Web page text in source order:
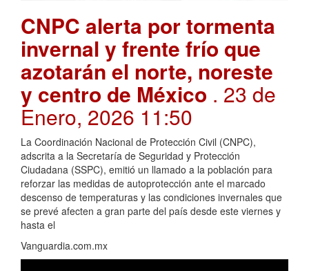
CNPC alerta por tormenta
invernal y frente frío que
azotarán el norte, noreste
y centro de México . 23 de
Enero, 2026 11:50
La Coordinación Nacional de Protección Civil (CNPC),
adscrita a la Secretaría de Seguridad y Protección
Ciudadana (SSPC), emitió un llamado a la población para
reforzar las medidas de autoprotección ante el marcado
descenso de temperaturas y las condiciones invernales que
se prevé afecten a gran parte del país desde este viernes y
hasta el
Vanguardia.com.mx